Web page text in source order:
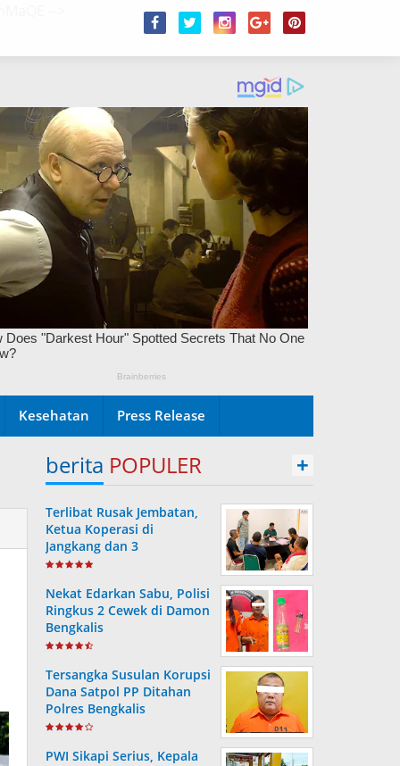
Kesehatan Press Release
berita POPULER +
Terlibat Rusak Jembatan,
Ketua Koperasi di
Jangkang dan 3
Pengurusnya Resmi Masuk
Nekat Edarkan Sabu, Polisi
Ringkus 2 Cewek di Damon
Bengkalis
Tersangka Susulan Korupsi
Dana Satpol PP Ditahan
Polres Bengkalis
PWI Sikapi Serius, Kepala